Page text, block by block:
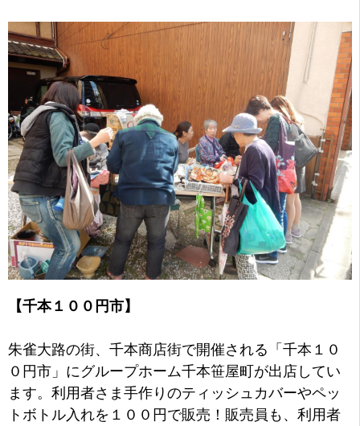
【千本１００円市】
朱雀大路の街、千本商店街で開催される「千本１０
０円市」にグループホーム千本笹屋町が出店してい
ます。利用者さま手作りのティッシュカバーやペッ
トボトル入れを１００円で販売！販売員も、利用者